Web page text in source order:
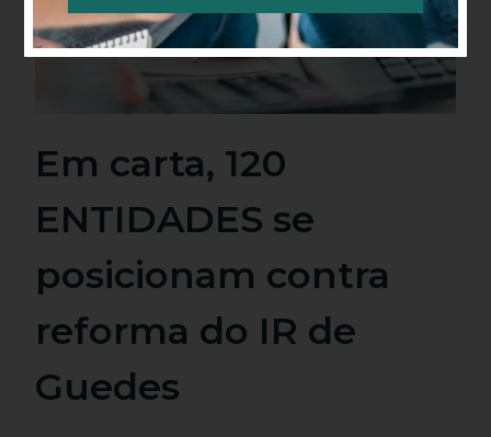
Em carta, 120
ENTIDADES se
posicionam contra
reforma do IR de
Guedes
Alternative: